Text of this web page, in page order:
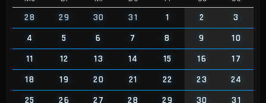
28 29 30 31 1 2
3
4
5 6 7 8 9
10
11
12 13 14 15 16
17
18
19 20 21 22 23
24
25
26 27 28 29 30 31